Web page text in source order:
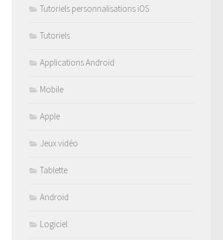
Tutoriels personnalisations iOS
Tutoriels
Applications Android
Mobile
Apple
Jeux vidéo
Tablette
Android
Logiciel